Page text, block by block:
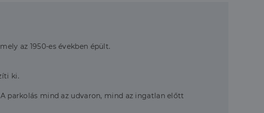
az 1950-es években épült.
ki.
parkolás mind az udvaron, mind az ingatlan előtt